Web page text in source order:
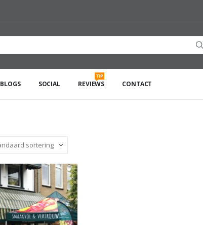
BLOGS SOCIAL REVIEWS
TIP
CONTACT